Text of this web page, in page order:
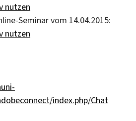
nutzen
Seminar vom 14.04.2015:
nutzen
index.php/Chat